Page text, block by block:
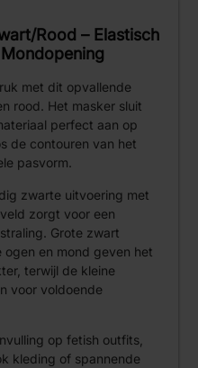
Rood – Elastisch
met dit opvallende
rood. Het masker sluit
perfect aan op
de contouren van het
pasvorm.
zwarte uitvoering met
zorgt voor een
Grote zwart
en mond geven het
terwijl de kleine
voor voldoende
op fetish outfits,
kleding of spannende